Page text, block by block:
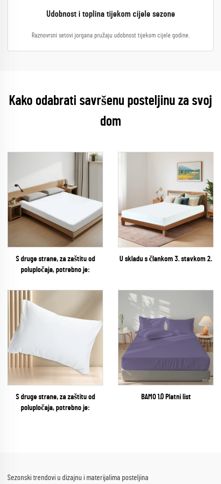
Udobnost i toplina tijekom cijele sezone
Raznovrsni setovi jorgana pružaju udobnost tijekom cijele godine.
Kako odabrati savršenu posteljinu za svoj
dom
S druge strane, za zaštitu od
polupločaja, potrebno je:
U skladu s člankom 3. stavkom 2.
S druge strane, za zaštitu od
polupločaja, potrebno je:
BAMO 1.0 Platni list
Sezonski trendovi u dizajnu i materijalima posteljina